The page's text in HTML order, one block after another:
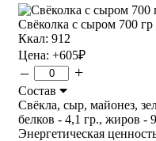
Свёколка с сыром 700
Ккал: 912
Цена: +605₽
– +
Состав
Свёкла, сыр, майонез,
белков - 4,1 гр., жиров -
Энергетическая